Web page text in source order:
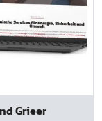
Grieer